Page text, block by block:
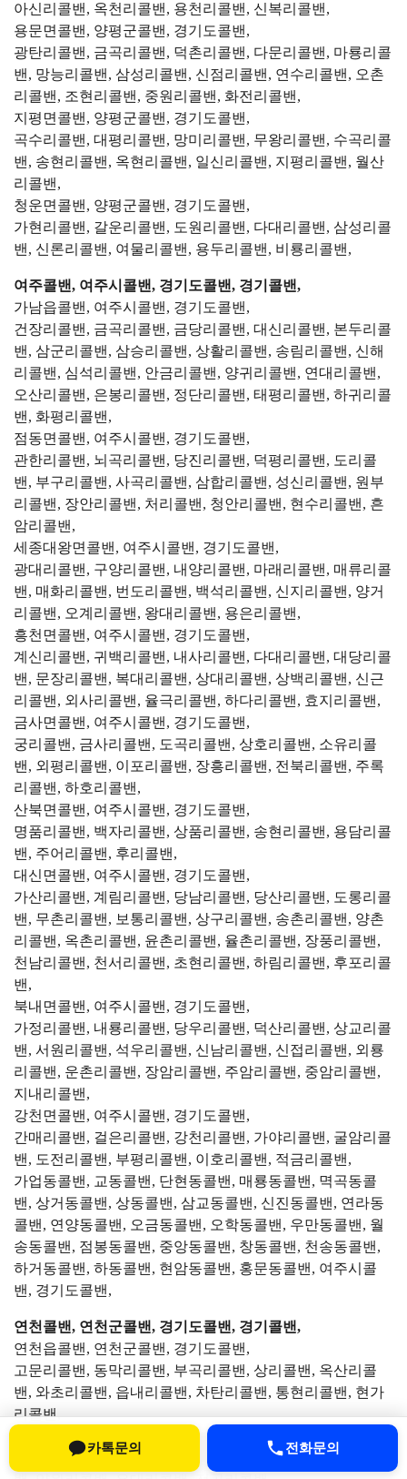
아신리콜밴, 옥천리콜밴, 용천리콜밴, 신복리콜밴,
용문면콜밴, 양평군콜밴, 경기도콜밴,
광탄리콜밴, 금곡리콜밴, 덕촌리콜밴, 다문리콜밴, 마룡리콜
밴, 망능리콜밴, 삼성리콜밴, 신점리콜밴, 연수리콜밴, 오촌
리콜밴, 조현리콜밴, 중원리콜밴, 화전리콜밴,
지평면콜밴, 양평군콜밴, 경기도콜밴,
곡수리콜밴, 대평리콜밴, 망미리콜밴, 무왕리콜밴, 수곡리콜
밴, 송현리콜밴, 옥현리콜밴, 일신리콜밴, 지평리콜밴, 월산
리콜밴,
청운면콜밴, 양평군콜밴, 경기도콜밴,
가현리콜밴, 갈운리콜밴, 도원리콜밴, 다대리콜밴, 삼성리콜
밴, 신론리콜밴, 여물리콜밴, 용두리콜밴, 비룡리콜밴,
여주콜밴, 여주시콜밴, 경기도콜밴, 경기콜밴,
가남읍콜밴, 여주시콜밴, 경기도콜밴,
건장리콜밴, 금곡리콜밴, 금당리콜밴, 대신리콜밴, 본두리콜
밴, 삼군리콜밴, 삼승리콜밴, 상활리콜밴, 송림리콜밴, 신해
리콜밴, 심석리콜밴, 안금리콜밴, 양귀리콜밴, 연대리콜밴,
오산리콜밴, 은봉리콜밴, 정단리콜밴, 태평리콜밴, 하귀리콜
밴, 화평리콜밴,
점동면콜밴, 여주시콜밴, 경기도콜밴,
관한리콜밴, 뇌곡리콜밴, 당진리콜밴, 덕평리콜밴, 도리콜
밴, 부구리콜밴, 사곡리콜밴, 삼합리콜밴, 성신리콜밴, 원부
리콜밴, 장안리콜밴, 처리콜밴, 청안리콜밴, 현수리콜밴, 흔
암리콜밴,
세종대왕면콜밴, 여주시콜밴, 경기도콜밴,
광대리콜밴, 구양리콜밴, 내양리콜밴, 마래리콜밴, 매류리콜
밴, 매화리콜밴, 번도리콜밴, 백석리콜밴, 신지리콜밴, 양거
리콜밴, 오계리콜밴, 왕대리콜밴, 용은리콜밴,
흥천면콜밴, 여주시콜밴, 경기도콜밴,
계신리콜밴, 귀백리콜밴, 내사리콜밴, 다대리콜밴, 대당리콜
밴, 문장리콜밴, 복대리콜밴, 상대리콜밴, 상백리콜밴, 신근
리콜밴, 외사리콜밴, 율극리콜밴, 하다리콜밴, 효지리콜밴,
금사면콜밴, 여주시콜밴, 경기도콜밴,
궁리콜밴, 금사리콜밴, 도곡리콜밴, 상호리콜밴, 소유리콜
밴, 외평리콜밴, 이포리콜밴, 장흥리콜밴, 전북리콜밴, 주록
리콜밴, 하호리콜밴,
산북면콜밴, 여주시콜밴, 경기도콜밴,
명품리콜밴, 백자리콜밴, 상품리콜밴, 송현리콜밴, 용담리콜
밴, 주어리콜밴, 후리콜밴,
대신면콜밴, 여주시콜밴, 경기도콜밴,
가산리콜밴, 계림리콜밴, 당남리콜밴, 당산리콜밴, 도롱리콜
밴, 무촌리콜밴, 보통리콜밴, 상구리콜밴, 송촌리콜밴, 양촌
리콜밴, 옥촌리콜밴, 윤촌리콜밴, 율촌리콜밴, 장풍리콜밴,
천남리콜밴, 천서리콜밴, 초현리콜밴, 하림리콜밴, 후포리콜
밴,
북내면콜밴, 여주시콜밴, 경기도콜밴,
가정리콜밴, 내룡리콜밴, 당우리콜밴, 덕산리콜밴, 상교리콜
밴, 서원리콜밴, 석우리콜밴, 신남리콜밴, 신접리콜밴, 외룡
리콜밴, 운촌리콜밴, 장암리콜밴, 주암리콜밴, 중암리콜밴,
지내리콜밴,
강천면콜밴, 여주시콜밴, 경기도콜밴,
간매리콜밴, 걸은리콜밴, 강천리콜밴, 가야리콜밴, 굴암리콜
밴, 도전리콜밴, 부평리콜밴, 이호리콜밴, 적금리콜밴,
가업동콜밴, 교동콜밴, 단현동콜밴, 매룡동콜밴, 멱곡동콜
밴, 상거동콜밴, 상동콜밴, 삼교동콜밴, 신진동콜밴, 연라동
콜밴, 연양동콜밴, 오금동콜밴, 오학동콜밴, 우만동콜밴, 월
송동콜밴, 점봉동콜밴, 중앙동콜밴, 창동콜밴, 천송동콜밴,
하거동콜밴, 하동콜밴, 현암동콜밴, 홍문동콜밴, 여주시콜
밴, 경기도콜밴,
연천콜밴, 연천군콜밴, 경기도콜밴, 경기콜밴,
연천읍콜밴, 연천군콜밴, 경기도콜밴,
고문리콜밴, 동막리콜밴, 부곡리콜밴, 상리콜밴, 옥산리콜
밴, 와초리콜밴, 읍내리콜밴, 차탄리콜밴, 통현리콜밴, 현가
리콜밴,
전곡읍콜밴, 연천군콜밴, 경기도콜밴,
간파리콜밴, 고능리콜밴, 늘목리콜밴, 마포리콜밴, 신답리콜
카톡문의 전화문의